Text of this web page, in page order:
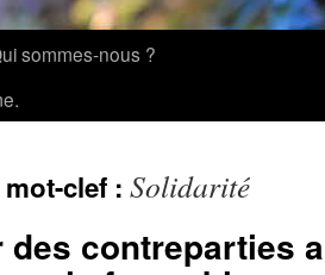
sommes-nous ?
clef : Solidarité
des contreparties